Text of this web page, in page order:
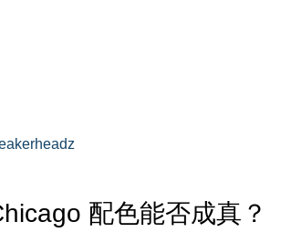
配色能否成真？